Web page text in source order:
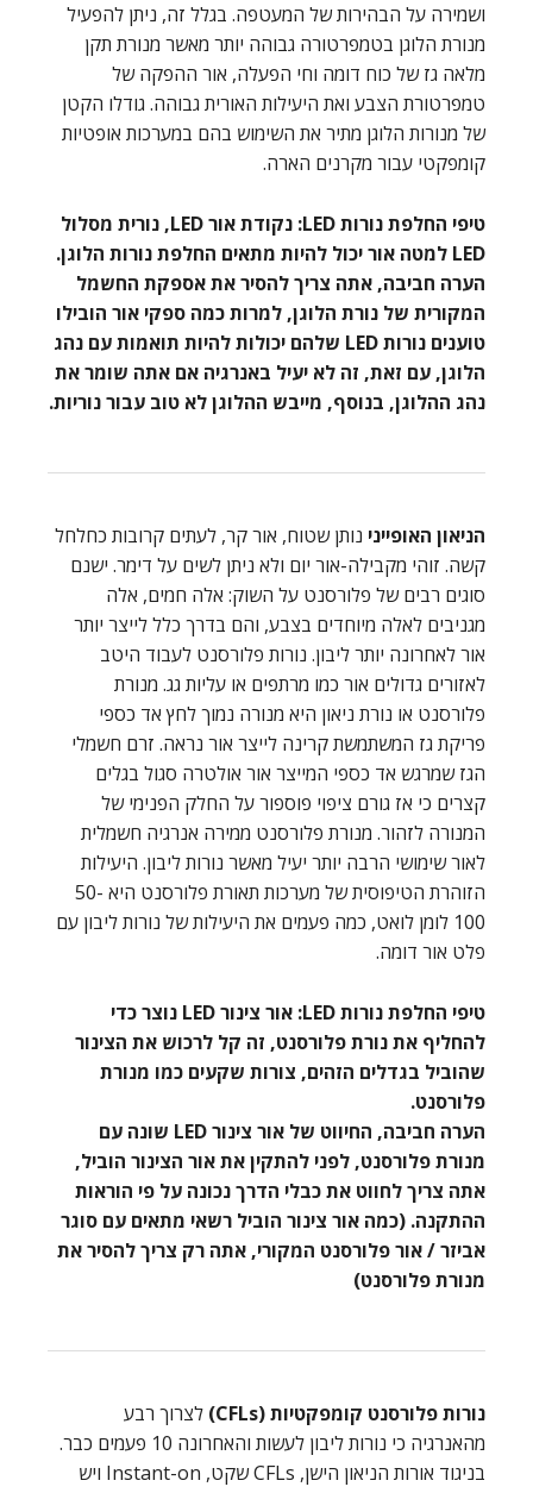
ושמירה על הבהירות של המעטפה. בגלל זה, ניתן להפעיל
מנורת הלוגן בטמפרטורה גבוהה יותר מאשר מנורת תקן
מלאה גז של כוח דומה וחי הפעלה, אור ההפקה של
טמפרטורת הצבע ואת היעילות האורית גבוהה. גודלו הקטן
של מנורות הלוגן מתיר את השימוש בהם במערכות אופטיות
קומפקטי עבור מקרנים הארה.
טיפי החלפת נורות LED: נקודת אור LED, נורית מסלול
LED למטה אור יכול להיות מתאים החלפת נורות הלוגן.
הערה חביבה, אתה צריך להסיר את אספקת החשמל
המקורית של נורת הלוגן, למרות כמה ספקי אור הובילו
טוענים נורות LED שלהם יכולות להיות תואמות עם נהג
הלוגן, עם זאת, זה לא יעיל באנרגיה אם אתה שומר את
נהג ההלוגן, בנוסף, מייבש ההלוגן לא טוב עבור נוריות.
הניאון האופייני נותן שטוח, אור קר, לעתים קרובות כחלחל
קשה. זוהי מקבילה-אור יום ולא ניתן לשים על דימר. ישנם
סוגים רבים של פלורסנט על השוק: אלה חמים, אלה
מגניבים לאלה מיוחדים בצבע, והם בדרך כלל לייצר יותר
אור לאחרונה יותר ליבון. נורות פלורסנט לעבוד היטב
לאזורים גדולים אור כמו מרתפים או עליות גג. מנורת
פלורסנט או נורת ניאון היא מנורה נמוך לחץ אד כספי
פריקת גז המשתמשת קרינה לייצר אור נראה. זרם חשמלי
הגז שמרגש אד כספי המייצר אור אולטרה סגול בגלים
קצרים כי אז גורם ציפוי פוספור על החלק הפנימי של
המנורה לזהור. מנורת פלורסנט ממירה אנרגיה חשמלית
לאור שימושי הרבה יותר יעיל מאשר נורות ליבון. היעילות
הזוהרת הטיפוסית של מערכות תאורת פלורסנט היא 50-
100 לומן לואט, כמה פעמים את היעילות של נורות ליבון עם
פלט אור דומה.
טיפי החלפת נורות LED: אור צינור LED נוצר כדי
להחליף את נורת פלורסנט, זה קל לרכוש את הצינור
שהוביל בגדלים הזהים, צורות שקעים כמו מנורת
פלורסנט.
הערה חביבה, החיווט של אור צינור LED שונה עם
מנורת פלורסנט, לפני להתקין את אור הצינור הוביל,
אתה צריך לחווט את כבלי הדרך נכונה על פי הוראות
ההתקנה. (כמה אור צינור הוביל רשאי מתאים עם סוגר
אביזר / אור פלורסנט המקורי, אתה רק צריך להסיר את
מנורת פלורסנט)
נורות פלורסנט קומפקטיות (CFLs)
לצרוך רבע
מהאנרגיה כי נורות ליבון לעשות והאחרונה 10 פעמים כבר.
בניגוד אורות הניאון הישן, CFLs שקט, Instant-on ויש